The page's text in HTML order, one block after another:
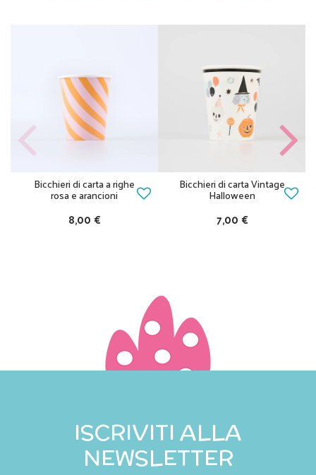
Bicchieri di carta a righe
rosa e arancioni
8,00 €
Bicchieri di carta Vintage
Halloween
7,00 €
ISCRIVITI ALLA
NEWSLETTER